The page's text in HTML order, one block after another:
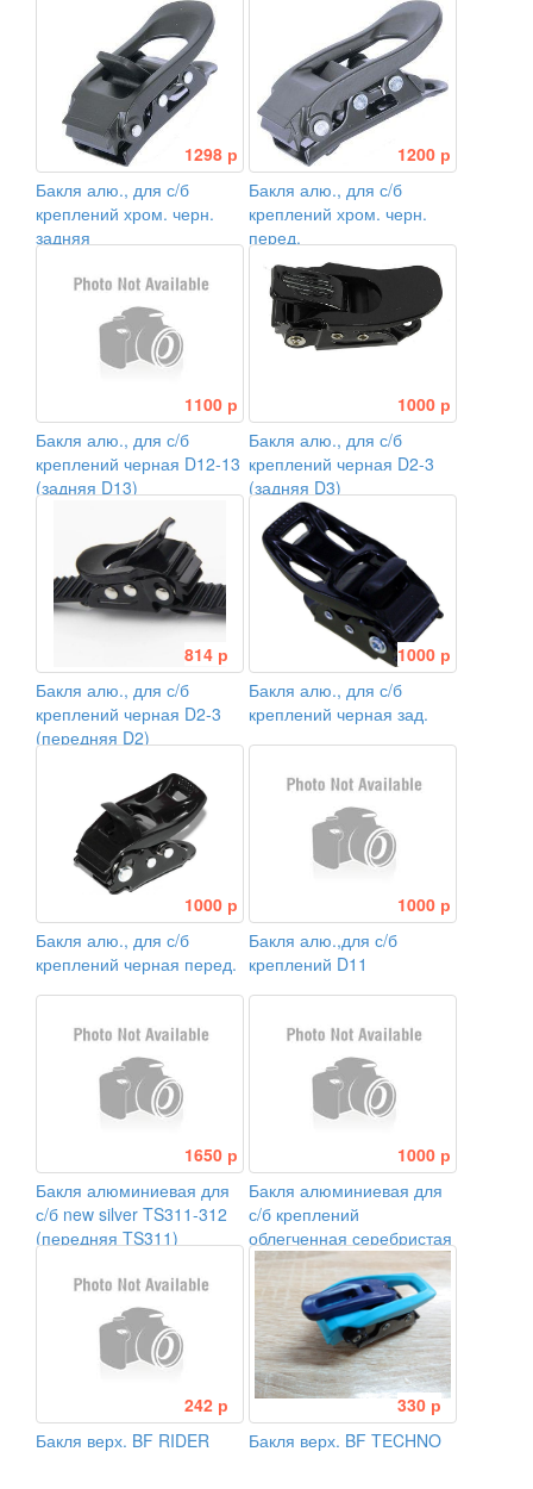
1298 р
Бакля алю., для с/б
креплений хром. черн.
задняя
1200 р
Бакля алю., для с/б
креплений хром. черн.
перед.
1100 р
Бакля алю., для с/б
креплений черная D12-13
(задняя D13)
1000 р
Бакля алю., для с/б
креплений черная D2-3
(задняя D3)
814 р
Бакля алю., для с/б
креплений черная D2-3
(передняя D2)
1000 р
Бакля алю., для с/б
креплений черная зад.
1000 р
Бакля алю., для с/б
креплений черная перед.
1000 р
Бакля алю.,для с/б
креплений D11
1650 р
Бакля алюминиевая для
с/б new silver TS311-312
(передняя TS311)
1000 р
Бакля алюминиевая для
с/б креплений
облегченная серебристая
(TS306 передняя)
242 р
Бакля верх. BF RIDER
330 р
Бакля верх. BF TECHNO